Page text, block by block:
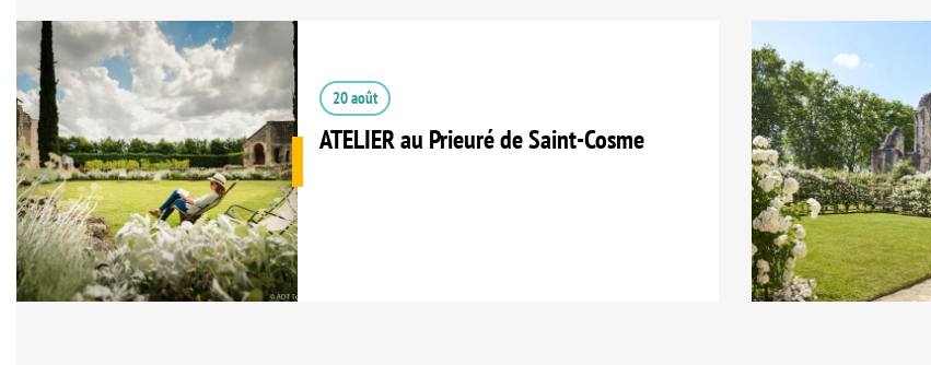
20 août
ATELIER au Prieuré de Saint-Cosme